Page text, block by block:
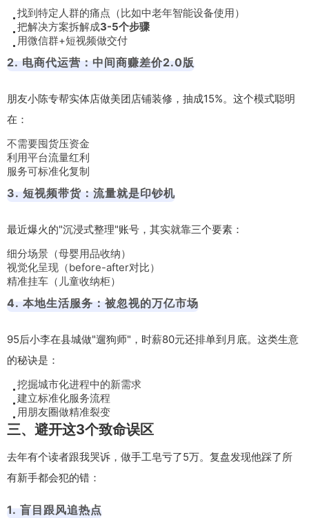
找到特定人群的痛点（比如中老年智能设备使用）
把解决方案拆解成3-5个步骤
用微信群+短视频做交付
2. 电商代运营：中间商赚差价2.0版
朋友小陈专帮实体店做美团店铺装修，抽成15%。这个模式聪明
在：
不需要囤货压资金
利用平台流量红利
服务可标准化复制
3. 短视频带货：流量就是印钞机
最近爆火的"沉浸式整理"账号，其实就靠三个要素：
细分场景（母婴用品收纳）
视觉化呈现（before-after对比）
精准挂车（儿童收纳柜）
4. 本地生活服务：被忽视的万亿市场
95后小李在县城做"遛狗师"，时薪80元还排单到月底。这类生意
的秘诀是：
挖掘城市化进程中的新需求
建立标准化服务流程
用朋友圈做精准裂变
三、避开这3个致命误区
去年有个读者跟我哭诉，做手工皂亏了5万。复盘发现他踩了所
有新手都会犯的错：
1. 盲目跟风追热点